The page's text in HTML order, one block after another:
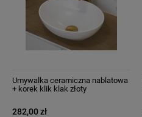
Umywalka ceramiczna nablatowa
+ korek klik klak złoty
282,00 zł